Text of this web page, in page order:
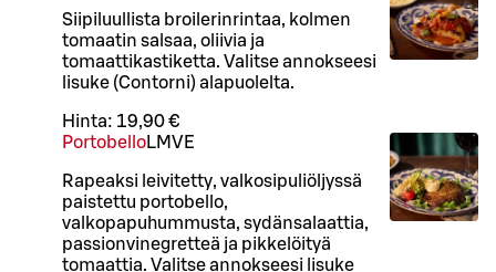
Siipiluullista broilerinrintaa, kolmen
tomaatin salsaa, oliivia ja
tomaattikastiketta. Valitse annokseesi
lisuke (Contorni) alapuolelta.
Hinta: 19,90 €
PortobelloLMVE
Rapeaksi leivitetty, valkosipuliöljyssä
paistettu portobello,
valkopapuhummusta, sydänsalaattia,
passionvinegretteä ja pikkelöityä
tomaattia. Valitse annokseesi lisuke